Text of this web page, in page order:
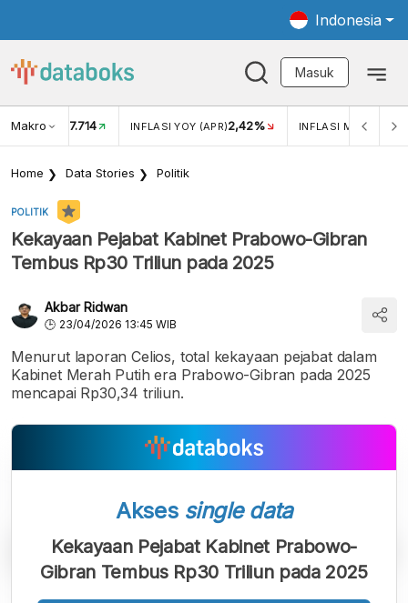
Indonesia
Masuk
Makro
USD/IDR 17.714 INFLASI YOY (APR)2,42% INFLASI MOM (APR)
Home Data Stories Politik
POLITIK
Kekayaan Pejabat Kabinet Prabowo-Gibran
Tembus Rp30 Triliun pada 2025
Akbar Ridwan
23/04/2026 13:45 WIB
Menurut laporan Celios, total kekayaan pejabat dalam
Kabinet Merah Putih era Prabowo-Gibran pada 2025
mencapai Rp30,34 triliun.
Akses single data
Kekayaan Pejabat Kabinet Prabowo-
Gibran Tembus Rp30 Triliun pada 2025